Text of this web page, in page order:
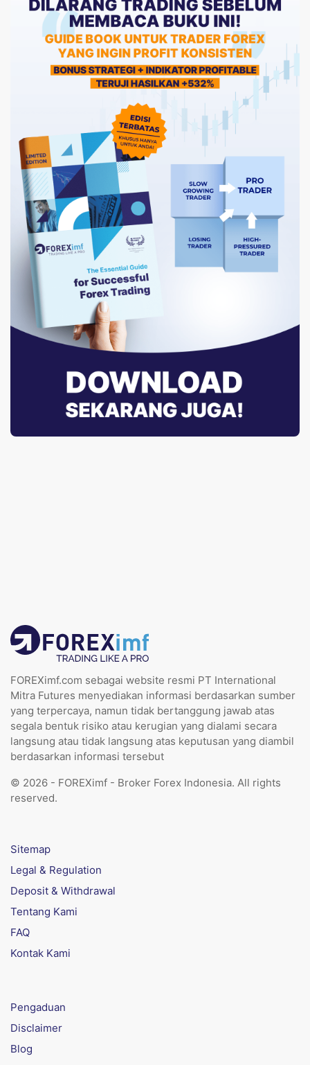
FOREXimf.com sebagai website resmi PT International
Mitra Futures menyediakan informasi berdasarkan sumber
yang terpercaya, namun tidak bertanggung jawab atas
segala bentuk risiko atau kerugian yang dialami secara
langsung atau tidak langsung atas keputusan yang diambil
berdasarkan informasi tersebut
© 2026 - FOREXimf - Broker Forex Indonesia. All rights
reserved.
Sitemap
Legal & Regulation
Deposit & Withdrawal
Tentang Kami
FAQ
Kontak Kami
Pengaduan
Disclaimer
Blog